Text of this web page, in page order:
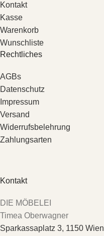
Kontakt
Kasse
Warenkorb
Wunschliste
Rechtliches
AGBs
Datenschutz
Impressum
Versand
Widerrufsbelehrung
Zahlungsarten
Kontakt
DIE MÖBELEI
Timea Oberwagner
Sparkassaplatz 3, 1150 Wien